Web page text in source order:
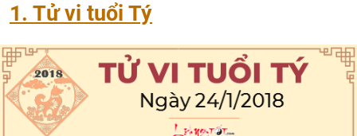
1. Tử vi tuổi Tý